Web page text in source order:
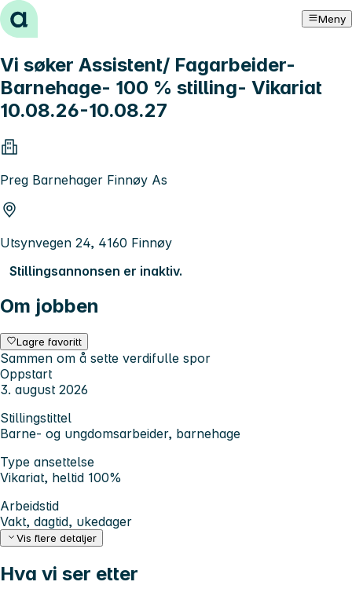
Hopp til innhold Meny
Vi søker Assistent/ Fagarbeider-
Barnehage- 100 % stilling- Vikariat
10.08.26-10.08.27
Preg Barnehager Finnøy As
Utsynvegen 24, 4160 Finnøy
Stillingsannonsen er inaktiv.
Om jobben
Lagre favoritt
Sammen om å sette verdifulle spor
Oppstart
3. august 2026
Stillingstittel
Barne- og ungdomsarbeider, barnehage
Type ansettelse
Vikariat, heltid 100%
Arbeidstid
Vakt, dagtid, ukedager
Vis flere detaljer
Hva vi ser etter